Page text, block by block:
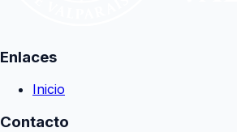
Enlaces
Inicio
Contacto